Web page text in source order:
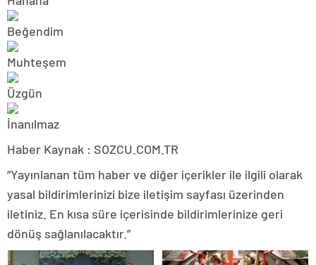
Haber Kaynak : SOZCU.COM.TR
“Yayınlanan tüm haber ve diğer içerikler ile ilgili olarak
yasal bildirimlerinizi bize iletişim sayfası üzerinden
iletiniz. En kısa süre içerisinde bildirimlerinize geri
dönüş sağlanılacaktır.”